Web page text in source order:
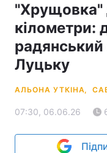
кілометри:
Луцьку
АЛЬОНА УТКІНА,
07:30, 06.06.26